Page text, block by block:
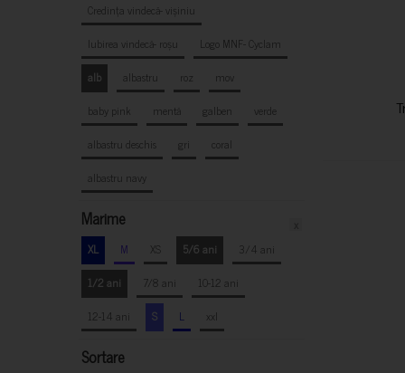
Credința vindecă- vișiniu
Iubirea vindecă- roșu
Logo MNF- Cyclam
alb
albastru roz
mov
baby pink
mentă galben
verde
albastru deschis
gri
coral
albastru navy
Marime
XL M XS 5/6 ani
3/4 ani
1/2 ani
7/8 ani
10-12 ani
12-14 ani
S L xxl
Sortare